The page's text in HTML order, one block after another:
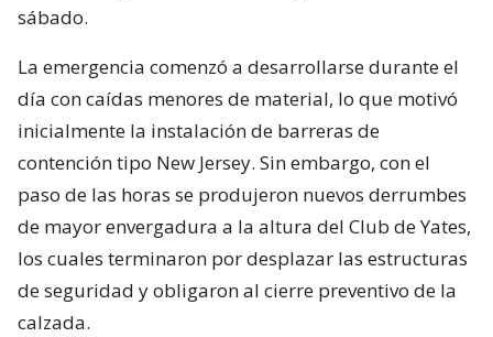
sábado.
La emergencia comenzó a desarrollarse durante el
día con caídas menores de material, lo que motivó
inicialmente la instalación de barreras de
contención tipo New Jersey. Sin embargo, con el
paso de las horas se produjeron nuevos derrumbes
de mayor envergadura a la altura del Club de Yates,
los cuales terminaron por desplazar las estructuras
de seguridad y obligaron al cierre preventivo de la
calzada.